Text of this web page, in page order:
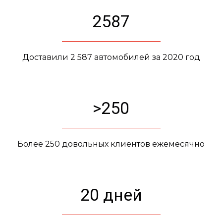
2587
Доставили 2 587 автомобилей за 2020 год
>250
Более 250 довольных клиентов ежемесячно
20 дней